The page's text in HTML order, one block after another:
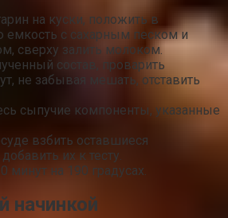
на куски, положить в
емкость с сахарным песком и
сверху залить молоком.
состав, проварить
не забывая мешать, отставить
сыпучие компоненты, указанные
взбить оставшиеся
их к тесту.
минут на 190 градусах.
начинкой